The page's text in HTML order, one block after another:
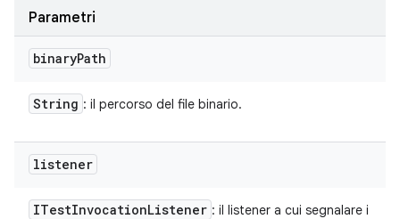
Parametri
binaryPath
String : il percorso del file binario.
listener
ITestInvocationListener : il listener a cui segnalare i